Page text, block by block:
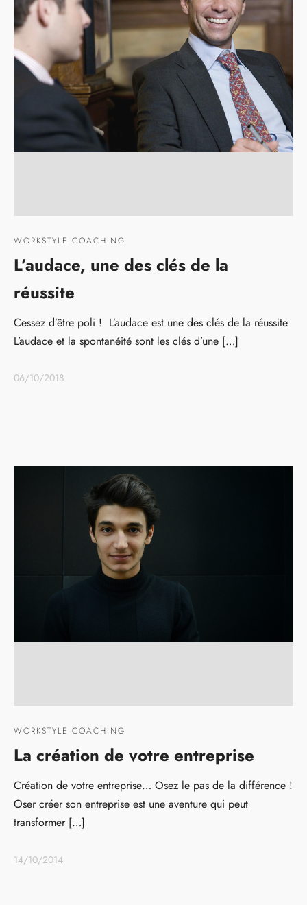
WORKSTYLE COACHING
L’audace, une des clés de la
réussite
Cessez d’être poli ! L’audace est une des clés de la réussite
L’audace et la spontanéité sont les clés d’une […]
06/10/2018
WORKSTYLE COACHING
La création de votre entreprise
Création de votre entreprise… Osez le pas de la différence !
Oser créer son entreprise est une aventure qui peut
transformer […]
14/10/2014